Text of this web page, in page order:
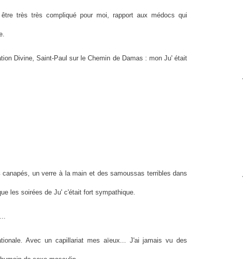
très très compliqué pour moi, rapport aux médocs qui
Divine, Saint-Paul sur le Chemin de Damas : mon Ju' était
un verre à la main et des samoussas terribles dans
les soirées de Ju' c'était fort sympathique.
Avec un capillariat mes aïeux... J'ai jamais vu des